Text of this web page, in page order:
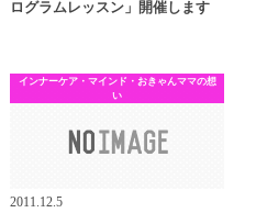
ログラムレッスン」開催します
インナーケア・マインド・おきゃんママの想
い
2011.12.5